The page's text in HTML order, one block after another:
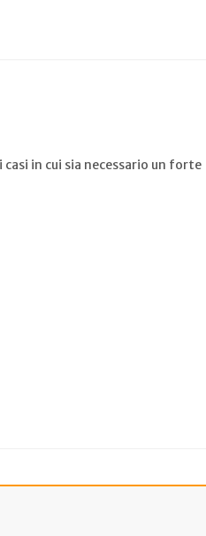
in cui sia necessario un forte